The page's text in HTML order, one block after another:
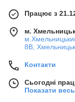
Працює з
м.
8В,
Контакти
Сьогодні
Показати